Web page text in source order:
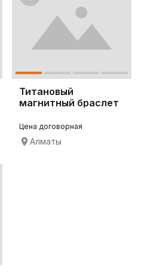
Титановый
магнитный браслет
Цена договорная
Алматы